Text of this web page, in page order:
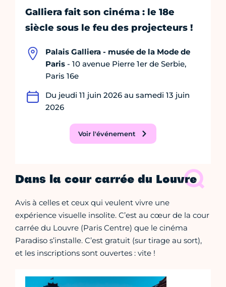
Galliera fait son cinéma : le 18e
siècle sous le feu des projecteurs !
Palais Galliera - musée de la Mode de
Paris - 10 avenue Pierre 1er de Serbie,
Paris 16e
Du jeudi 11 juin 2026 au samedi 13 juin
2026
Voir l'événement
Dans la cour carrée du Louvre
Avis à celles et ceux qui veulent vivre une
expérience visuelle insolite. C’est au cœur de la cour
carrée du Louvre (Paris Centre) que le cinéma
Paradiso s’installe. C’est gratuit (sur tirage au sort),
et les inscriptions sont ouvertes : vite !